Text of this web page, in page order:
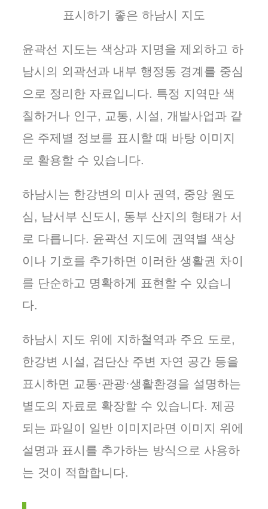
표시하기 좋은 하남시 지도
윤곽선 지도는 색상과 지명을 제외하고 하
남시의 외곽선과 내부 행정동 경계를 중심
으로 정리한 자료입니다. 특정 지역만 색
칠하거나 인구, 교통, 시설, 개발사업과 같
은 주제별 정보를 표시할 때 바탕 이미지
로 활용할 수 있습니다.
하남시는 한강변의 미사 권역, 중앙 원도
심, 남서부 신도시, 동부 산지의 형태가 서
로 다릅니다. 윤곽선 지도에 권역별 색상
이나 기호를 추가하면 이러한 생활권 차이
를 단순하고 명확하게 표현할 수 있습니
다.
하남시 지도 위에 지하철역과 주요 도로,
한강변 시설, 검단산 주변 자연 공간 등을
표시하면 교통·관광·생활환경을 설명하는
별도의 자료로 확장할 수 있습니다. 제공
되는 파일이 일반 이미지라면 이미지 위에
설명과 표시를 추가하는 방식으로 사용하
는 것이 적합합니다.